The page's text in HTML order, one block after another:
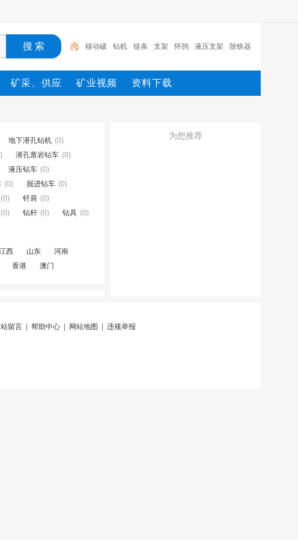
移动破 钻机 链条 支架 怀鸽 液压支架 除铁器
锚杆 电机 矿
矿采、供应 矿业视频 资料下载
地下潜孔钻机 (0)
潜孔凿岩钻车 (0)
液压钻车 (0)
(0) 掘进钻车 (0)
(0) 钎肩 (0)
(0) 钻杆 (0) 钻具 (0)
西 山东
河南
香港 澳门
为您推荐
站留言 帮助中心 网站地图 违规举报